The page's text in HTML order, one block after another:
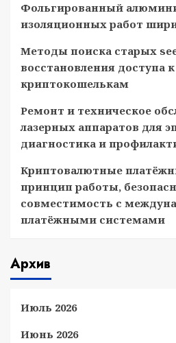
Фольгированный
изоляционных работ
Методы поиска старых
восстановления доступа
криптокошелькам
Ремонт и техническое
лазерных аппаратов для
диагностика и
Криптовалютные
принцип работы,
совместимость с
платёжными системами
Архив
Июль 2026
Июнь 2026